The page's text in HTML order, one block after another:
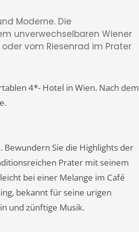
Moderne. Die
unverwechselbaren Wiener
vom Riesenrad im Prater
4*- Hotel in Wien. Nach dem
Sie die Highlights der
Prater mit seinem
bei einer Melange im Café
bekannt für seine urigen
und zünftige Musik.